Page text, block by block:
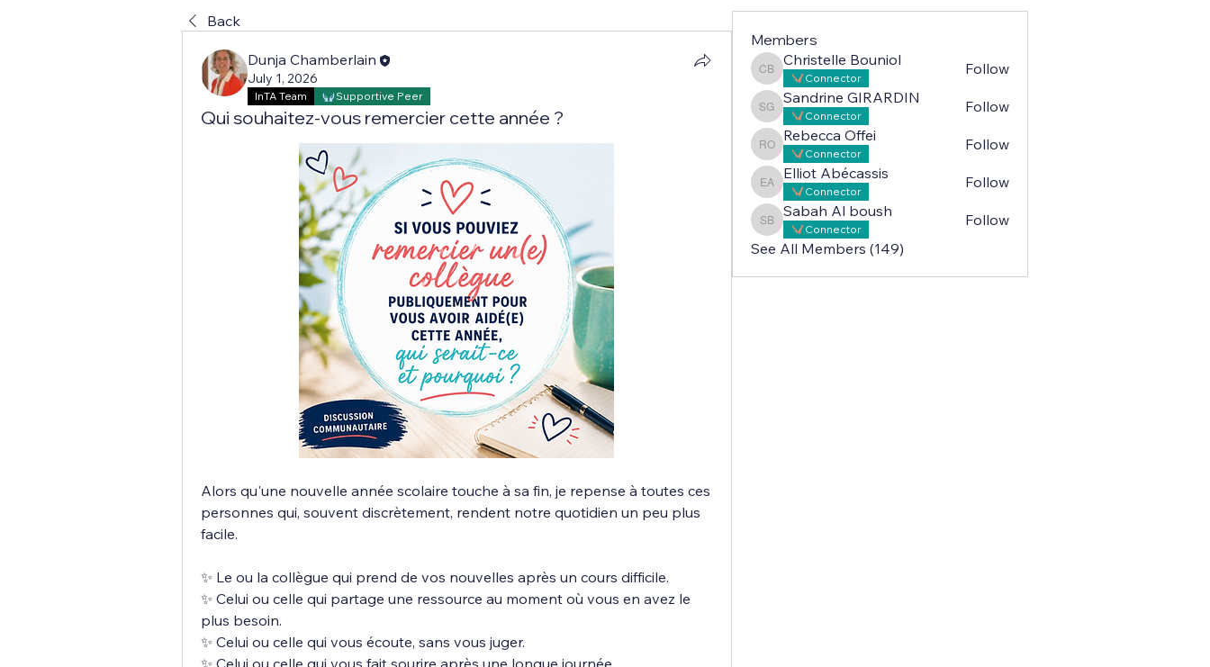
Back
Dunja Chamberlain
July 1, 2026
InTA Team Supportive Peer
Qui souhaitez-vous remercier cette année ?
Alors qu'une nouvelle année scolaire touche à sa fin, je repense à toutes ces
personnes qui, souvent discrètement, rendent notre quotidien un peu plus
facile.
✨ Le ou la collègue qui prend de vos nouvelles après un cours difficile.
✨ Celui ou celle qui partage une ressource au moment où vous en avez le
plus besoin.
✨ Celui ou celle qui vous écoute, sans vous juger.
Members
Christelle Bouniol
Christelle Bouniol
Connector
Follow
Sandrine GIRARDIN
Sandrine GIRARDIN
Connector
Follow
Rebecca Offei
Rebecca Offei
Connector
Follow
Elliot Abécassis
Elliot Abécassis
Connector
Follow
Sabah Al boush
Sabah Al boush
Connector
Follow
See All Members (149)